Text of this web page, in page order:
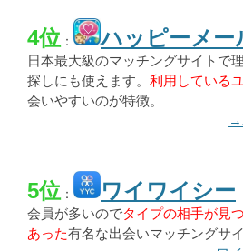
4位： ハッピーメー
日本最大級のマッチングサイトで
探しにも使えます。 利用している
会いやすいのが特徴。
→
5位： ワイワイシー
会員が多いのでタイプの相手が見
あった有名な出会いマッチングサイ